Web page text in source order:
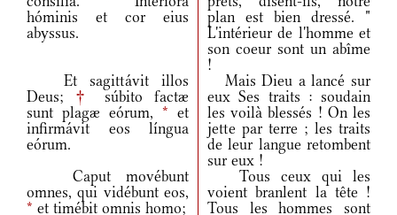
hóminis et cor eius
abyssus.
plan est bien dressé. "
L'intérieur de l'homme et
son coeur sont un abîme
!
Et sagittávit illos
Deus; †
súbito factæ
sunt plagæ eórum, * et
infirmávit eos língua
eórum.
Mais Dieu a lancé sur
eux Ses traits : soudain
les voilà blessés ! On les
jette par terre ; les traits
de leur langue retombent
sur eux !
Caput movébunt
omnes, qui vidébunt eos,
* et timébit omnis homo;
Tous ceux qui les
voient branlent la tête !
Tous les hommes sont